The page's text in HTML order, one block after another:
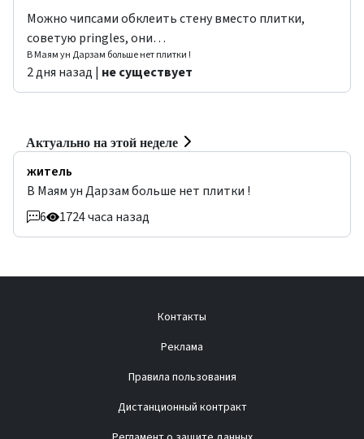
Можно чипсами обклеить стену вместо плитки,
советую pringles, они…
В Маям ун Дарзам больше нет плитки !
2 дня назад | не существует
Актуально на этой неделе
житель
В Маям ун Дарзам больше нет плитки !
6
1724 часа назад
Контакты
Реклама
Правила пользования
Дистанционный контракт